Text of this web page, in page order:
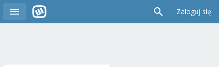
Zaloguj się